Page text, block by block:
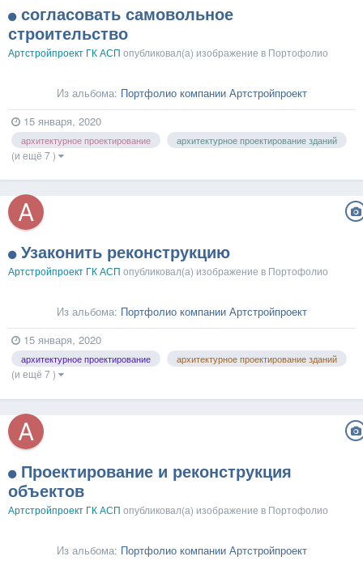
согласовать самовольное
строительство
Артстройпроект ГК АСП опубликовал(а) изображение в Портофолио
Из альбома: Портфолио компании Артстройпроект
15 января, 2020
архитектурное проектирование архитектурное проектирование зданий
(и ещё 7 )
Узаконить реконструкцию
Артстройпроект ГК АСП опубликовал(а) изображение в Портофолио
Из альбома: Портфолио компании Артстройпроект
15 января, 2020
архитектурное проектирование архитектурное проектирование зданий
(и ещё 7 )
Проектирование и реконструкция
объектов
Артстройпроект ГК АСП опубликовал(а) изображение в Портофолио
Из альбома: Портфолио компании Артстройпроект